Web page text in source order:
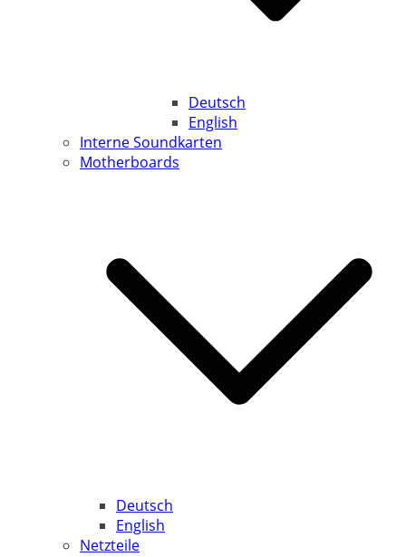
Deutsch
English
Interne Soundkarten
Motherboards
Deutsch
English
Netzteile